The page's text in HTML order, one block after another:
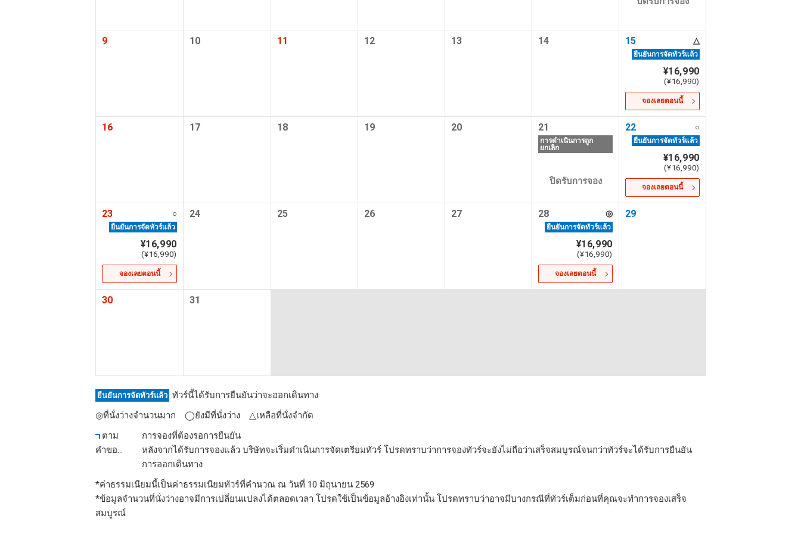
9 10 11 12 13 14 15 △
ยืนยันการจัดทัวร์แล้ว
¥16,990
(¥16,990)
จองเลยตอนนี้
16 17 18 19 20 21
การดำเนินการถูก
ยกเลิก
ปิดรับการจอง
22 ○
ยืนยันการจัดทัวร์แล้ว
¥16,990
(¥16,990)
จองเลยตอนนี้
23 ○
ยืนยันการจัดทัวร์แล้ว
¥16,990
(¥16,990)
จองเลยตอนนี้
24 25 26 27 28 ◎
ยืนยันการจัดทัวร์แล้ว
¥16,990
(¥16,990)
จองเลยตอนนี้
29
30 31
ยืนยันการจัดทัวร์แล้ว ทัวร์นี้ได้รับการยืนยันว่าจะออกเดินทาง
◎ที่นั่งว่างจำนวนมาก ◯ยังมีที่นั่งว่าง △เหลือที่นั่งจำกัด
ตาม
คำขอ
การจองที่ต้องรอการยืนยัน
หลังจากได้รับการจองแล้ว บริษัทจะเริ่มดำเนินการจัดเตรียมทัวร์ โปรดทราบว่าการจองทัวร์จะยังไม่ถือว่าเสร็จสมบูรณ์จนกว่าทัวร์จะได้รับการยืนยัน
การออกเดินทาง
*ค่าธรรมเนียมนี้เป็นค่าธรรมเนียมทัวร์ที่คำนวณ ณ วันที่ 10 มิถุนายน 2569
*ข้อมูลจำนวนที่นั่งว่างอาจมีการเปลี่ยนแปลงได้ตลอดเวลา โปรดใช้เป็นข้อมูลอ้างอิงเท่านั้น โปรดทราบว่าอาจมีบางกรณีที่ทัวร์เต็มก่อนที่คุณจะทำการจองเสร็จ
สมบูรณ์
ห้องอาบน้ำสาธารณะ มีห้องอาบน้ำสาธารณะขนาดใหญ่ให้บริการภายในโรงแรม
มรดกโลก
และธรรมชาติที่ขึ้นทะเบียนกับ UNESCO